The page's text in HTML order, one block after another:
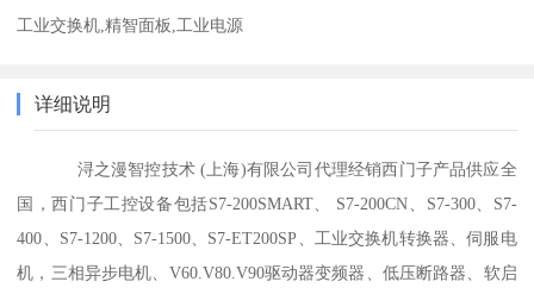
工业交换机,精智面板,工业电源
详细说明
浔之漫智控技术 (上海)有限公司代理经销西门子产品供应全
国，西门子工控设备包括S7-200SMART、 S7-200CN、S7-300、S7-
400、S7-1200、S7-1500、S7-ET200SP、工业交换机转换器、伺服电
机，三相异步电机、V60.V80.V90驱动器变频器、低压断路器、软启